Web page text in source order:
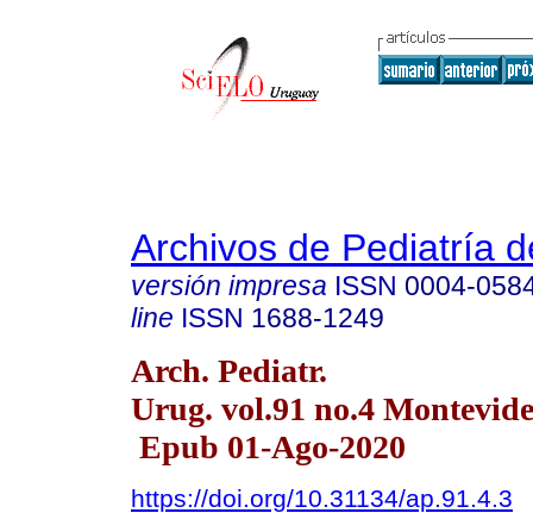
Archivos de Pediatría
versión impresa ISSN 0004-
line ISSN 1688-1249
Arch. Pediatr.
Urug. vol.91 no.4
Epub 01-Ago-2020
https://doi.org/10.31134/ap.91.4.3